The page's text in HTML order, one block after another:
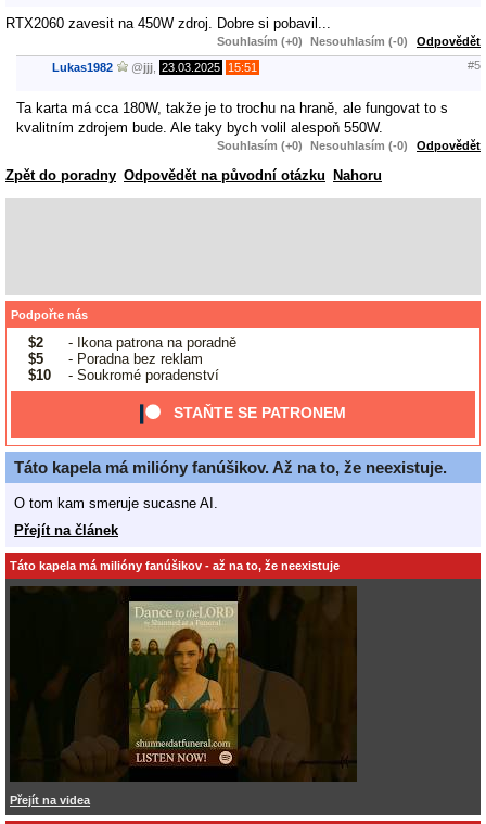
RTX2060 zavesit na 450W zdroj. Dobre si pobavil...
Souhlasím (+0) Nesouhlasím (-0) Odpovědět
Lukas1982 @jjj 23.03.2025 15:51 #5
Ta karta má cca 180W, takže je to trochu na hraně, ale fungovat to s
kvalitním zdrojem bude. Ale taky bych volil alespoň 550W.
Souhlasím (+0) Nesouhlasím (-0) Odpovědět
Zpět do poradny Odpovědět na původní otázku Nahoru
Podpořte nás
$2
- Ikona patrona na poradně
$5
- Poradna bez reklam
$10
- Soukromé poradenství
STAŇTE SE PATRONEM
Táto kapela má milióny fanúšikov. Až na to, že neexistuje.
O tom kam smeruje sucasne AI.
Přejít na článek
Táto kapela má milióny fanúšikov - až na to, že neexistuje
Přejít na videa